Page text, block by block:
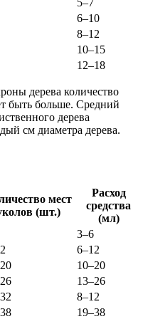
5–7
6–10
8–12
10–15
12–18
дерева количество
быть больше. Средний
дерева
см диаметра дерева.
мест
(шт.)
Расход
средства
(мл)
3–6
6–12
10–20
13–26
8–12
19–38